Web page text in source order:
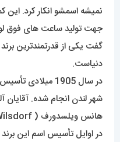
نمیشه اسمشو انکار کرد.
جهت تولید ساعت های فوق
گفت یکی از قدرتمندترین
دنیاست.
در سال 1905
هانس ویلسدورف ( Hans Wilsdorf ).
در اوایل تأسیس اسم این